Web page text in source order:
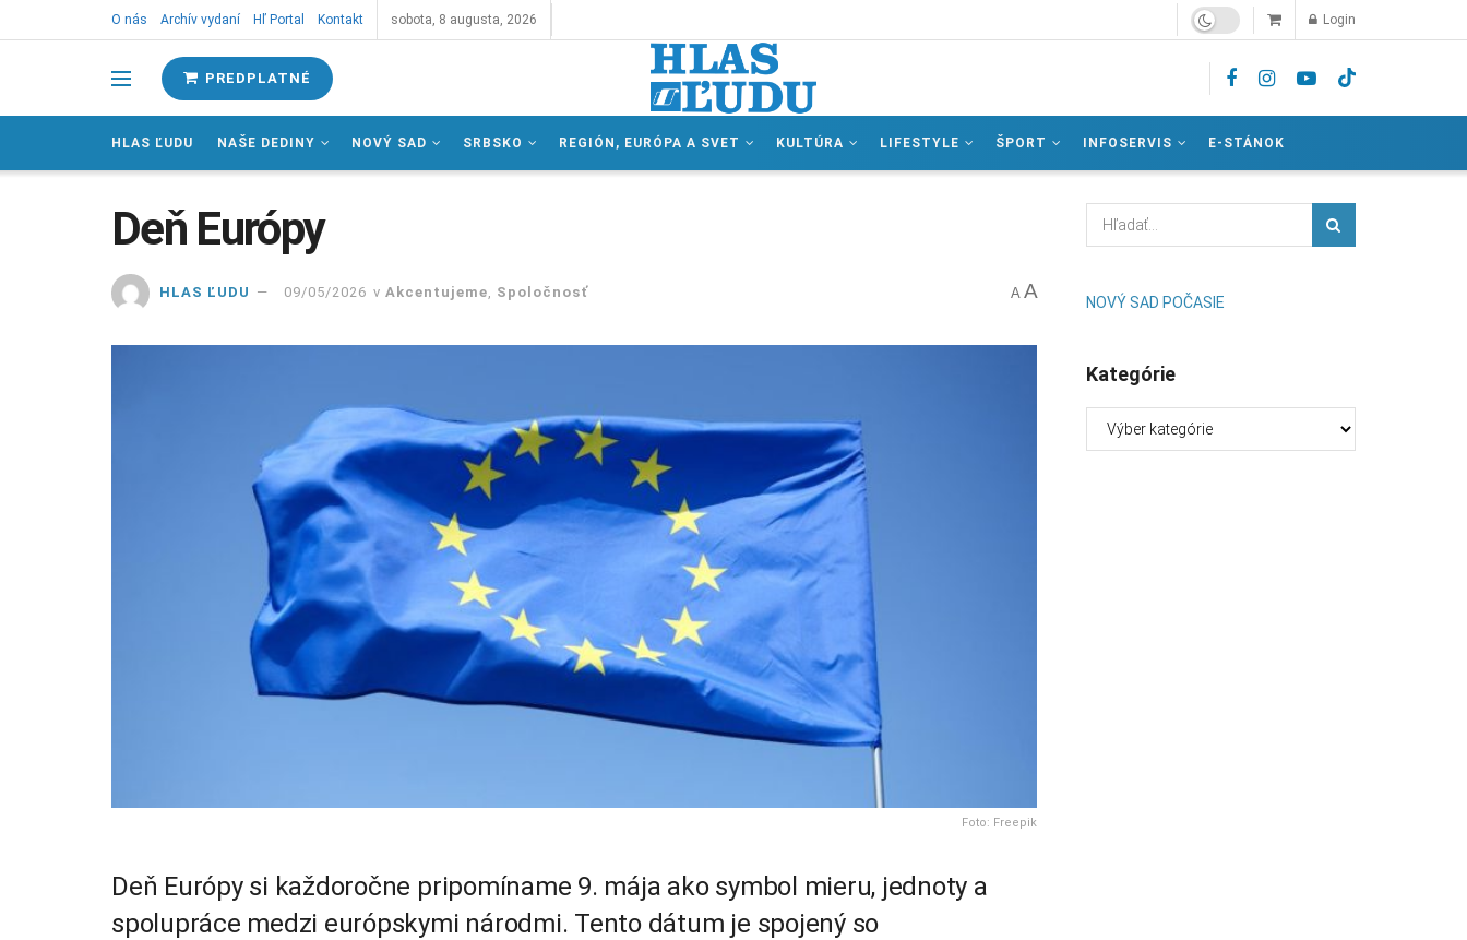
O nás Archív vydaní Hľ Portal Kontakt sobota, 8 augusta, 2026 Login
PREDPLATNÉ
HLAS ĽUDU NAŠE DEDINY NOVÝ SAD SRBSKO REGIÓN, EURÓPA A SVET KULTÚRA LIFESTYLE ŠPORT INFOSERVIS E-STÁNOK
Deň Európy
HLAS ĽUDU 09/05/2026 v Akcentujeme Spoločnosť A A
Foto: Freepik
Deň Európy si každoročne pripomíname 9. mája ako symbol mieru, jednoty a
spolupráce medzi európskymi národmi. Tento dátum je spojený so
NOVÝ SAD POČASIE
Kategórie